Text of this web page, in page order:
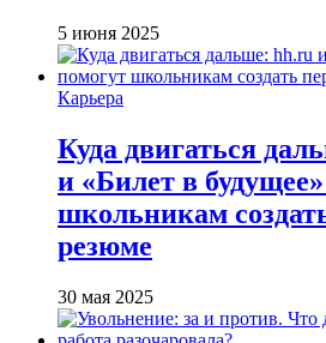
5 июня 2025
Карьера
Куда двигаться
и «Билет в
школьникам
резюме
30 мая 2025